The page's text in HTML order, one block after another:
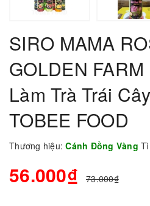
SIRO MAMA
GOLDEN
Làm Trà Trái
TOBEE FOOD
Thương hiệu: Cánh Đồng Vàng
56.000₫ 73.000₫